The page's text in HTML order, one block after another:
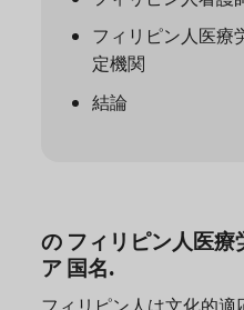
フィリピン人医療
定機関
結論
の フィリピン人医
ア国名.